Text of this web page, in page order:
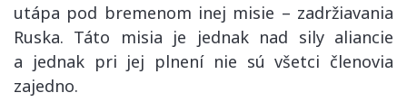
utápa pod bremenom inej misie – zadržiavania
Ruska. Táto misia je jednak nad sily aliancie
a jednak pri jej plnení nie sú všetci členovia
zajedno.